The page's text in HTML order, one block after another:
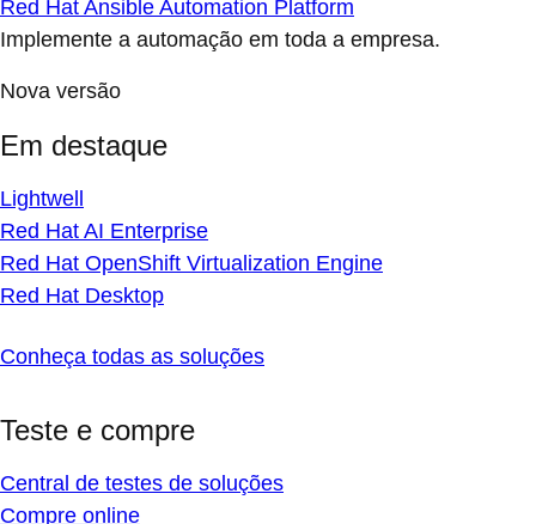
Red Hat Ansible Automation Platform
Implemente a automação em toda a empresa.
Nova versão
Em destaque
Lightwell
Red Hat AI Enterprise
Red Hat OpenShift Virtualization Engine
Red Hat Desktop
Conheça todas as soluções
Teste e compre
Central de testes de soluções
Compre online